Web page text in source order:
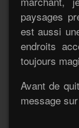
paysages
est aussi
endroits
toujours
Avant de
message